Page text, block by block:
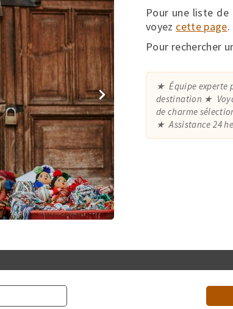
Pour une liste
voyez cette page.
Pour rechercher
Équipe experte
destination
de charme
Assistance 24